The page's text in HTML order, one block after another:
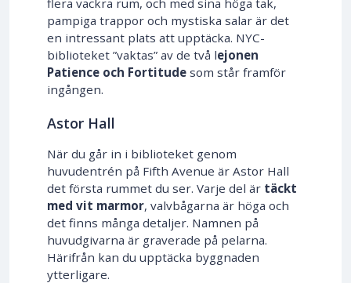
pampiga trappor och mystiska salar är det
en intressant plats att upptäcka. NYC-
biblioteket ”vaktas” av de två lejonen
Patience och Fortitude som står framför
ingången.
Astor Hall
När du går in i biblioteket genom
huvudentrén på Fifth Avenue är Astor Hall
det första rummet du ser. Varje del är täckt
med vit marmor, valvbågarna är höga och
det finns många detaljer. Namnen på
huvudgivarna är graverade på pelarna.
Härifrån kan du upptäcka byggnaden
ytterligare.